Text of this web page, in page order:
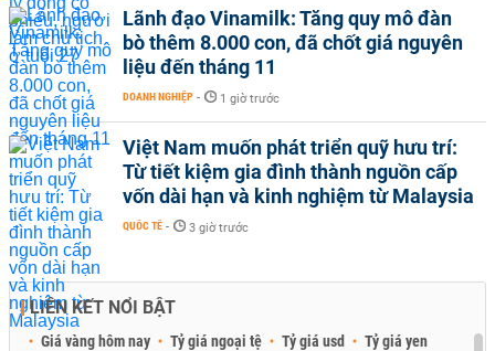
Lãnh đạo Vinamilk: Tăng quy mô đàn
bò thêm 8.000 con, đã chốt giá nguyên
liệu đến tháng 11
DOANH NGHIỆP - 1 giờ trước
Việt Nam muốn phát triển quỹ hưu trí:
Từ tiết kiệm gia đình thành nguồn cấp
vốn dài hạn và kinh nghiệm từ Malaysia
QUỐC TẾ - 3 giờ trước
LIÊN KẾT NỔI BẬT
Giá vàng hôm nay Tỷ giá ngoại tệ Tỷ giá usd
Tỷ giá yen